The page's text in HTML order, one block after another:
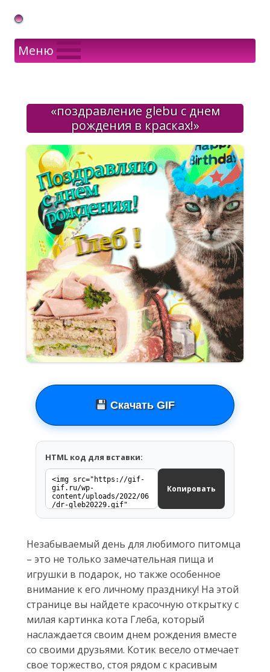
Gif Открытки в подарок
Меню
«поздравление glebu с днем
рождения в красках!»
Скачать GIF
HTML код для вставки:
Копировать
Незабываемый день для любимого питомца
– это не только замечательная пища и
игрушки в подарок, но также особенное
внимание к его личному празднику! На этой
странице вы найдете красочную открытку с
милая картинка кота Глеба, который
наслаждается своим днем рождения вместе
со своими друзьями. Котик весело отмечает
свое торжество, стоя рядом с красивым